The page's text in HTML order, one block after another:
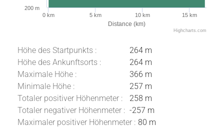
Distance (km)
0 km 5 km 10 km 15 km
200 m
Highcharts.com
Höhe des Startpunkts :
264 m
Höhe des Ankunftsorts :
264 m
Maximale Höhe :
366 m
Minimale Höhe :
257 m
Totaler positiver Höhenmeter :
258 m
Totaler negativer Höhenmeter : -257 m
Maximaler positiver Höhenmeter : 80 m